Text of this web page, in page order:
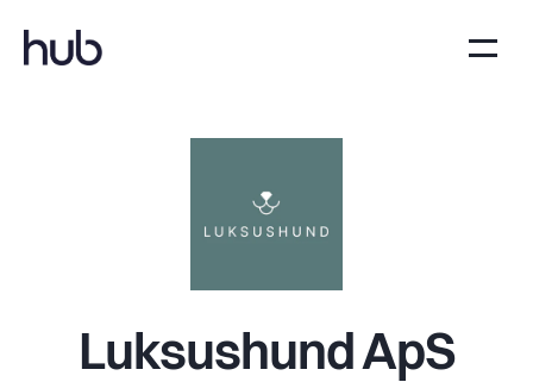
Luksushund ApS